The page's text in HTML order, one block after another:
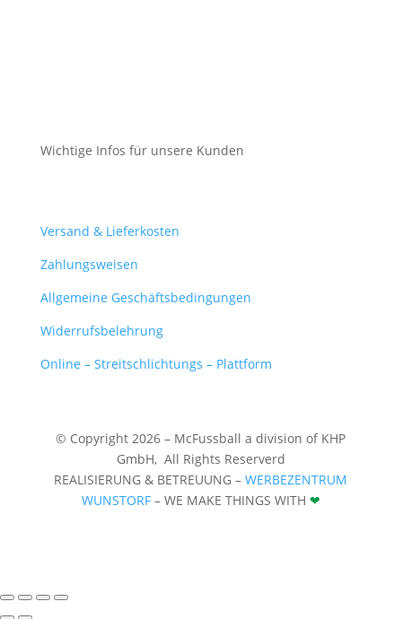
Wichtige Infos für unsere Kunden
Versand & Lieferkosten
Zahlungsweisen
Allgemeine Geschäftsbedingungen
Widerrufsbelehrung
Online – Streitschlichtungs – Plattform
© Copyright 2026 – McFussball a division of KHP
GmbH, All Rights Reserverd
REALISIERUNG & BETREUUNG –WERBEZENTRUM
WUNSTORF– WE MAKE THINGS WITH ❤